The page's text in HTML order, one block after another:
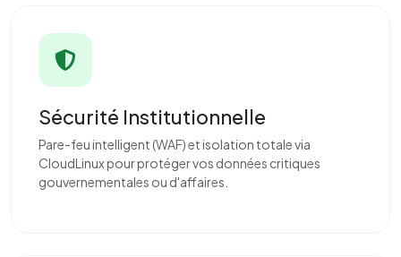
Sécurité Institutionnelle
Pare-feu intelligent (WAF) et isolation totale via
CloudLinux pour protéger vos données critiques
gouvernementales ou d'affaires.